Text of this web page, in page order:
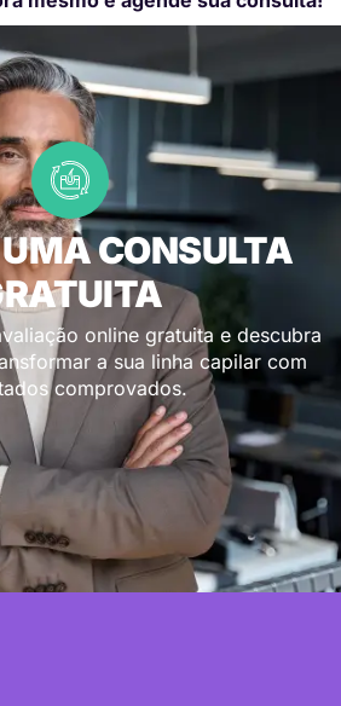
CONSULTA
online gratuita e descubra
a sua linha capilar com
comprovados.